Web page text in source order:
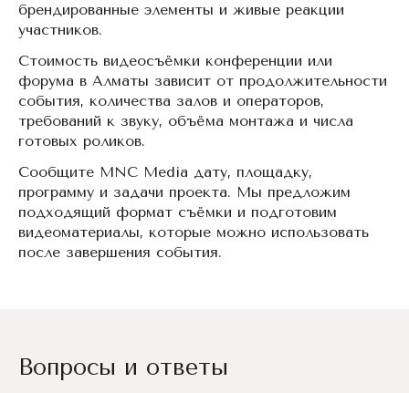
брендированные элементы и живые реакции
участников.
Стоимость видеосъёмки конференции или
форума в Алматы зависит от продолжительности
события, количества залов и операторов,
требований к звуку, объёма монтажа и числа
готовых роликов.
Сообщите MNC Media дату, площадку,
программу и задачи проекта. Мы предложим
подходящий формат съёмки и подготовим
видеоматериалы, которые можно использовать
после завершения события.
Вопросы и ответы